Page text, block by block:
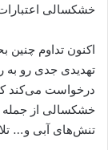
خشکسالی
اکنون تداوم چنین
تهدیدی جدی رو به
درخواست می‌کند که
خشکسالی از جمله
تنش‌های آبی و…